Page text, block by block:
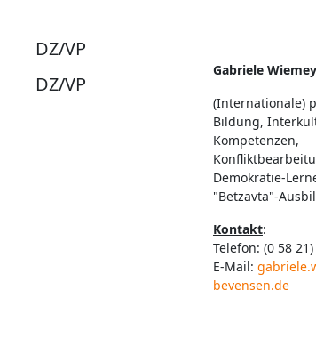
DZ/VP
DZ/VP
Gabriele
(Internationale)
Bildung,
Kompetenzen,
Demokratie-
"Betzavta"-
Kontakt:
Telefon: (0 58
E-Mail:
bevensen.de